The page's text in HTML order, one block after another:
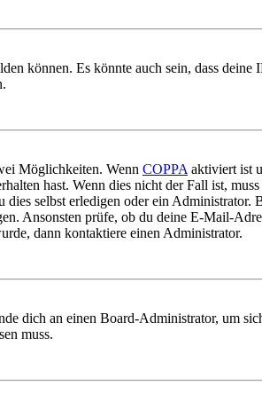
können. Es könnte auch sein, dass deine
Möglichkeiten. Wenn COPPA aktiviert ist
hast. Wenn dies nicht der Fall ist,
selbst erledigen oder ein Administrator.
Ansonsten prüfe, ob du deine E-Mail-
dann kontaktiere einen Administrator.
dich an einen Board-Administrator, um
muss.